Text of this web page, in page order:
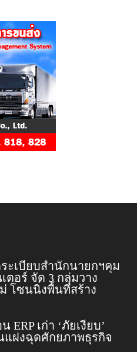
ะเบียบสำนักนายกฯคุม
ตอร์ จัด 3 กลุ่มวาง
โซนนิ่งพื้นที่สร้าง
ERP เก่า ‘ภัยเงียบ’
แฝงฉุดศักยภาพธุรกิจ